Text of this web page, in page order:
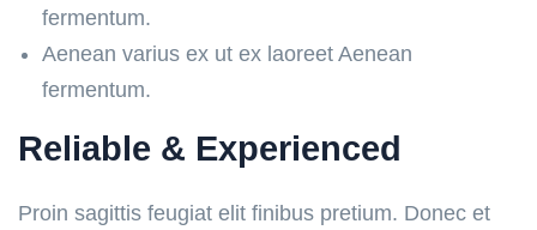
fermentum.
Aenean varius ex ut ex laoreet Aenean
fermentum.
Reliable & Experienced
Proin sagittis feugiat elit finibus pretium. Donec et